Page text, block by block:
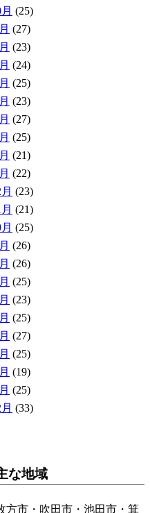
(25)
(27)
(23)
(24)
(25)
(23)
(27)
(25)
(21)
(22)
(23)
(21)
(25)
(26)
(26)
(25)
(23)
(25)
(27)
(25)
(19)
(25)
(33)
な地域
方市・吹田市・池田市・箕